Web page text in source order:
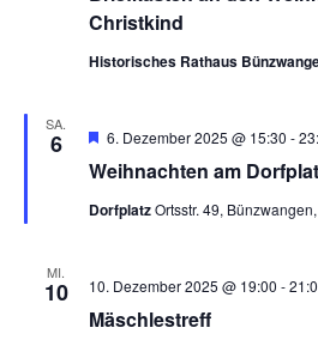
Christkind
Historisches Rathaus
SA.
6
Weihnachten am
Hervorgehoben
6. Dezember 2025 @ 15:30 -
DorfplatzOrtsstr. 49,
MI.
10
Mäschlestreff
10. Dezember 2025 @ 19:00 -